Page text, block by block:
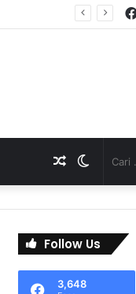
Switch
skin
Artikel
Acak
Follow Us
3,648